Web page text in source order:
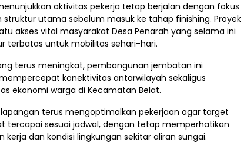
aktivitas pekerja tetap berjalan dengan fokus
struktur utama sebelum masuk ke tahap finishing. Proyek
akses vital masyarakat Desa Penarah yang selama ini
terbatas untuk mobilitas sehari-hari.
terus meningkat, pembangunan jembatan ini
konektivitas antarwilayah sekaligus
ekonomi warga di Kecamatan Belat.
lapangan terus mengoptimalkan pekerjaan agar target
tercapai sesuai jadwal, dengan tetap memperhatikan
kerja dan kondisi lingkungan sekitar aliran sungai.